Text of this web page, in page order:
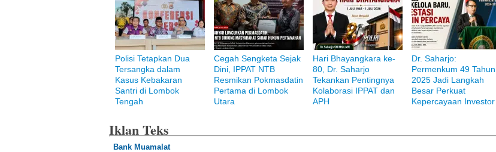
Polisi Tetapkan Dua
Tersangka dalam
Kasus Kebakaran
Santri di Lombok
Tengah
Cegah Sengketa Sejak
Dini, IPPAT NTB
Resmikan Pokmasdatin
Pertama di Lombok
Utara
Hari Bhayangkara ke-
80, Dr. Saharjo
Tekankan Pentingnya
Kolaborasi IPPAT dan
APH
Dr. Saharjo:
Permenkum 49 Tahun
2025 Jadi Langkah
Besar Perkuat
Kepercayaan Investor
Iklan Teks
Bank Muamalat